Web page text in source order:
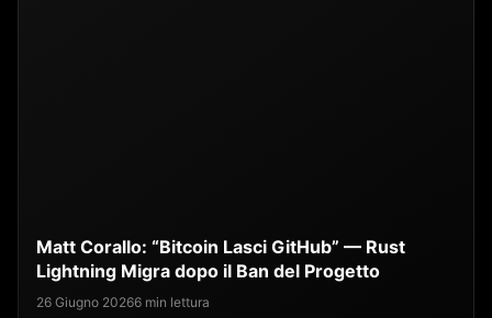
Matt Corallo: “Bitcoin Lasci GitHub” — Rust
Lightning Migra dopo il Ban del Progetto
26 Giugno 20266 min lettura